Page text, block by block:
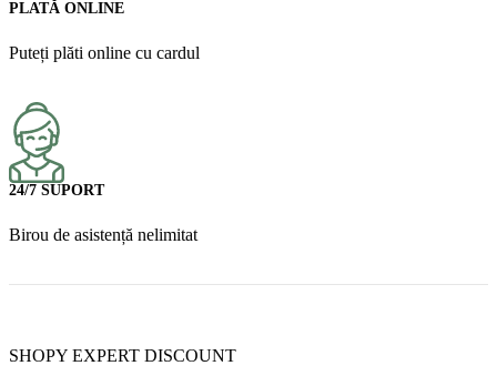
PLATĂ ONLINE
Puteți plăti online cu cardul
24/7 SUPORT
Birou de asistență nelimitat
SHOPY EXPERT DISCOUNT